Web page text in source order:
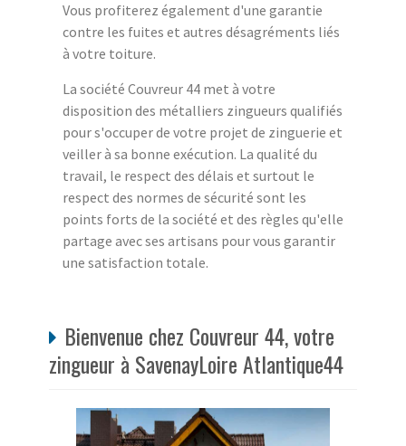
Vous profiterez également d'une garantie
contre les fuites et autres désagréments liés
à votre toiture.
La société Couvreur 44 met à votre
disposition des métalliers zingueurs qualifiés
pour s'occuper de votre projet de zinguerie et
veiller à sa bonne exécution. La qualité du
travail, le respect des délais et surtout le
respect des normes de sécurité sont les
points forts de la société et des règles qu'elle
partage avec ses artisans pour vous garantir
une satisfaction totale.
Bienvenue chez Couvreur 44, votre
zingueur à SavenayLoire Atlantique44